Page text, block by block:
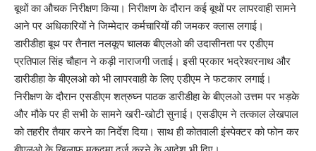
बूथों का औचक निरीक्षण किया। निरीक्षण के दौरान कई बूथों पर लापरवाही सामने
आने पर अधिकारियों ने जिम्मेदार कर्मचारियों की जमकर क्लास लगाई।
डारीडीहा बूथ पर तैनात नलकूप चालक बीएलओ की उदासीनता पर एडीएम
प्रतिपाल सिंह चौहान ने कड़ी नाराजगी जताई। इसी प्रकार भद्रेश्वरनाथ और
डारीडीहा के बीएलओ को भी लापरवाही के लिए एडीएम ने फटकार लगाई।
निरीक्षण के दौरान एसडीएम शत्रुघ्न पाठक डारीडीहा के बीएलओ उत्तम पर भड़के
और मौके पर ही सभी के सामने खरी-खोटी सुनाई। एसडीएम ने तत्काल लेखपाल
को तहरीर तैयार करने का निर्देश दिया। साथ ही कोतवाली इंस्पेक्टर को फोन कर